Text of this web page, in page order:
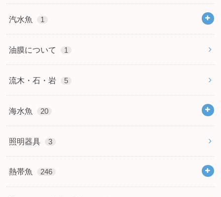
汽水魚 1
油膜について 1
流木・石・岩 5
海水魚 20
照明器具 3
熱帯魚 246